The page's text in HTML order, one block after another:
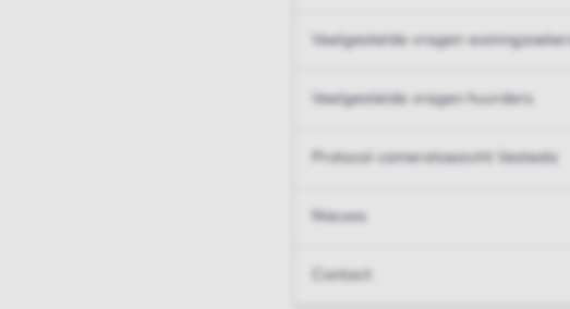
Veelgestelde vragen woningzoekers
Veelgestelde vragen huurders
Protocol cameratoezicht Vesteda
Nieuws
Contact